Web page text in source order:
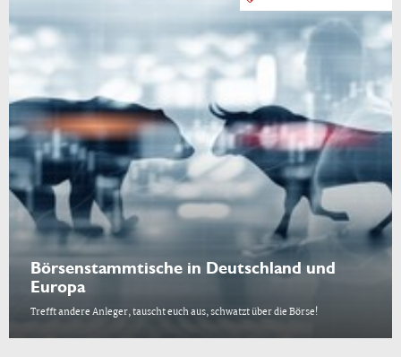
Börsenstammtische in Deutschland und
Europa
Trefft andere Anleger, tauscht euch aus, schwatzt über die Börse!